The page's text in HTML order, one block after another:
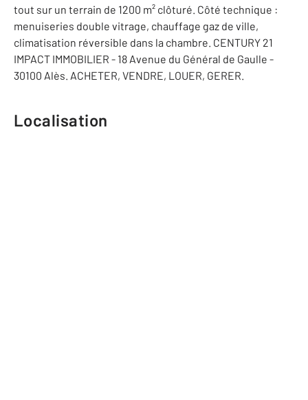
tout sur un terrain de 1200 m² clôturé. Côté technique :
menuiseries double vitrage, chauffage gaz de ville,
climatisation réversible dans la chambre. CENTURY 21
IMPACT IMMOBILIER - 18 Avenue du Général de Gaulle -
30100 Alès. ACHETER, VENDRE, LOUER, GERER.
Localisation